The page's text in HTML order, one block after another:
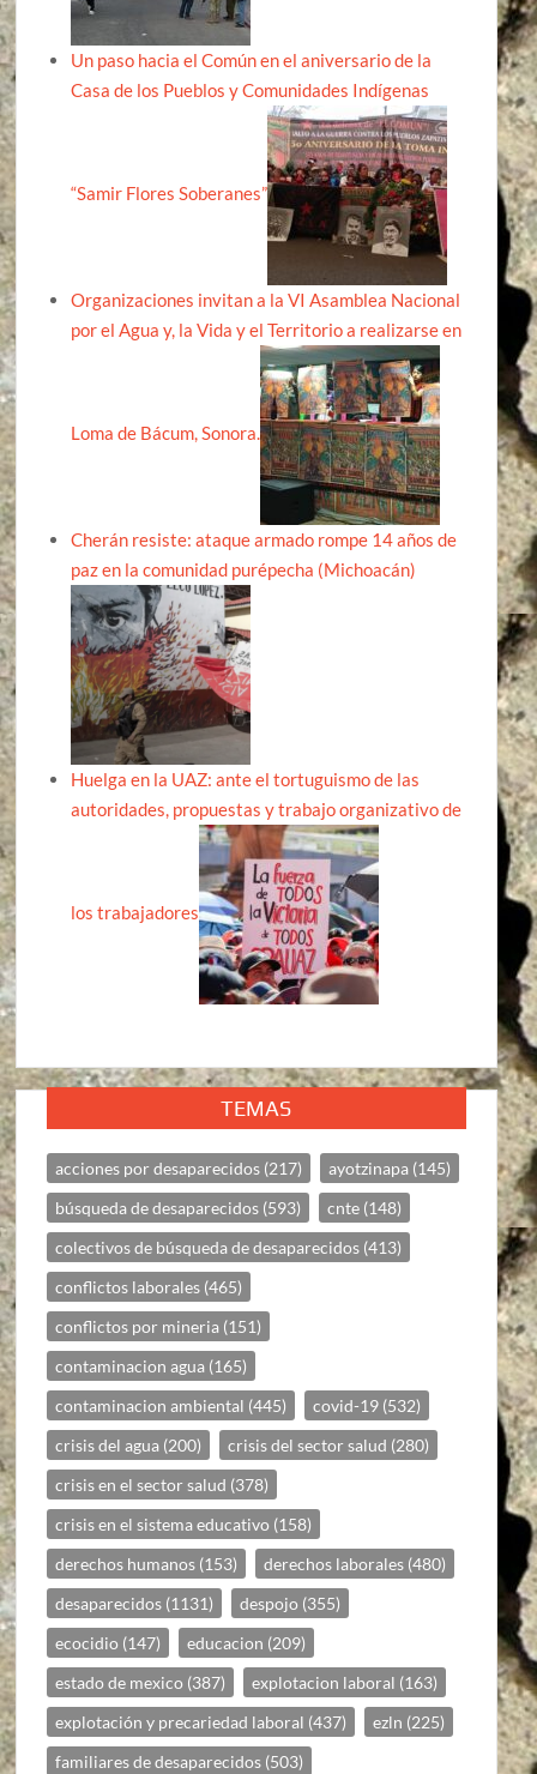
Un paso hacia el Común en el aniversario de la
Casa de los Pueblos y Comunidades Indígenas
“Samir Flores Soberanes”
Organizaciones invitan a la VI Asamblea Nacional
por el Agua y, la Vida y el Territorio a realizarse en
Loma de Bácum, Sonora.
Cherán resiste: ataque armado rompe 14 años de
paz en la comunidad purépecha (Michoacán)
Huelga en la UAZ: ante el tortuguismo de las
autoridades, propuestas y trabajo organizativo de
los trabajadores
TEMAS
acciones por desaparecidos (217) ayotzinapa (145)
búsqueda de desaparecidos (593) cnte (148)
colectivos de búsqueda de desaparecidos (413)
conflictos laborales (465)
conflictos por mineria (151)
contaminacion agua (165)
contaminacion ambiental (445) covid-19 (532)
crisis del agua (200) crisis del sector salud (280)
crisis en el sector salud (378)
crisis en el sistema educativo (158)
derechos humanos (153) derechos laborales (480)
desaparecidos (1131) despojo (355)
ecocidio (147) educacion (209)
estado de mexico (387) explotacion laboral (163)
explotación y precariedad laboral (437) ezln (225)
familiares de desaparecidos (503)